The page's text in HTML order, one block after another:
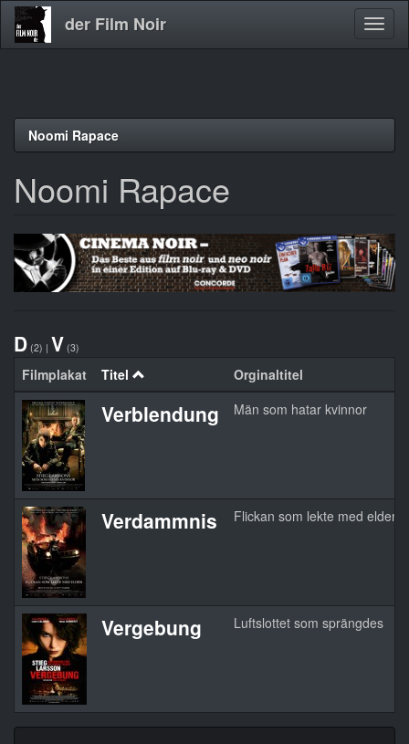
Direkt
der Film Noir
Noomi Rapace
Noomi Rapace
D (2) | V (3)
Filmplakat Titel Orginaltitel
Verblendung Män som hatar kvinnor
Verdammnis Flickan som lekte med elden
Vergebung Luftslottet som sprängdes